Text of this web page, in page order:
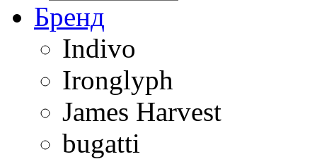
Бренд
Indivo
Ironglyph
James Harvest
bugatti